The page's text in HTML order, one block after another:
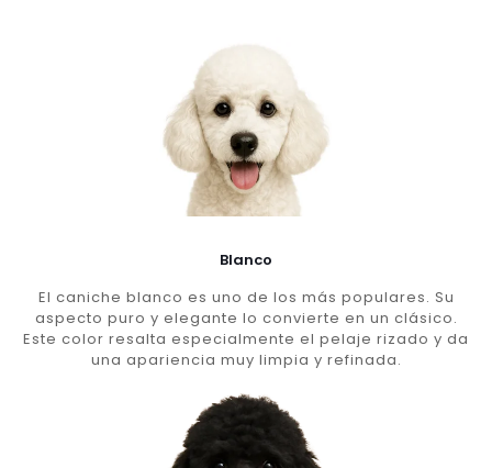
Blanco
El caniche blanco es uno de los más populares. Su
aspecto puro y elegante lo convierte en un clásico.
Este color resalta especialmente el pelaje rizado y da
una apariencia muy limpia y refinada.